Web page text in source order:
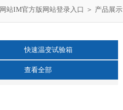
网站IM官方版网站登录入口 ＞ 产品展示
快速温变试验箱
查看全部